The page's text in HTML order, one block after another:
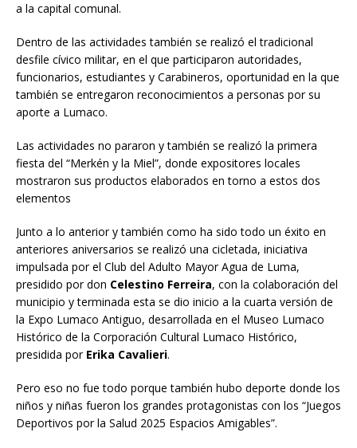
a la capital comunal.
Dentro de las actividades también se realizó el tradicional
desfile cívico militar, en el que participaron autoridades,
funcionarios, estudiantes y Carabineros, oportunidad en la que
también se entregaron reconocimientos a personas por su
aporte a Lumaco.
Las actividades no pararon y también se realizó la primera
fiesta del “Merkén y la Miel”, donde expositores locales
mostraron sus productos elaborados en torno a estos dos
elementos
Junto a lo anterior y también como ha sido todo un éxito en
anteriores aniversarios se realizó una cicletada, iniciativa
impulsada por el Club del Adulto Mayor Agua de Luma,
presidido por don Celestino Ferreira, con la colaboración del
municipio y terminada esta se dio inicio a la cuarta versión de
la Expo Lumaco Antiguo, desarrollada en el Museo Lumaco
Histórico de la Corporación Cultural Lumaco Histórico,
presidida por Erika Cavalieri.
Pero eso no fue todo porque también hubo deporte donde los
niños y niñas fueron los grandes protagonistas con los “Juegos
Deportivos por la Salud 2025 Espacios Amigables”.